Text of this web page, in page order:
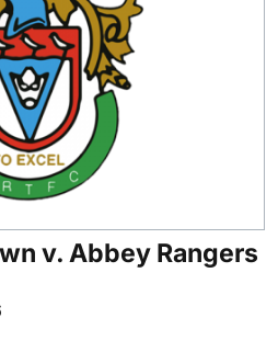
v. Abbey Rangers